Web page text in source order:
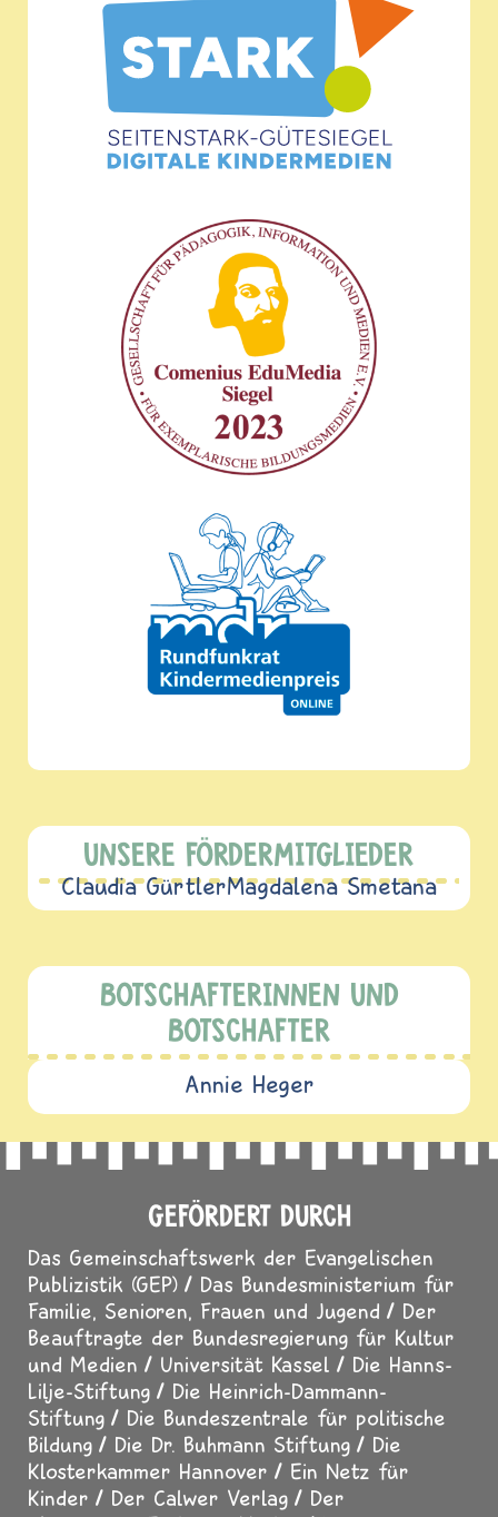
UNSERE FÖRDERMITGLIEDER
Claudia GürtlerMagdalena Smetana
BOTSCHAFTERINNEN UND
BOTSCHAFTER
Annie Heger
GEFÖRDERT DURCH
Das Gemeinschaftswerk der Evangelischen
Publizistik (GEP)
Das Bundesministerium für
Familie, Senioren, Frauen und Jugend
Der
Beauftragte der Bundesregierung für Kultur
und Medien
Universität Kassel
Die Hanns-
Lilje-Stiftung
Die Heinrich-Dammann-
Stiftung
Die Bundeszentrale für politische
Bildung
Die Dr. Buhmann Stiftung
Die
Klosterkammer Hannover
Ein Netz für
Kinder
Der Calwer Verlag
Der